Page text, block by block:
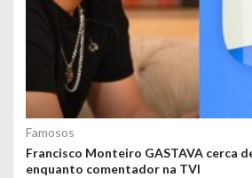
Famosos
Francisco Monteiro GASTAVA cerca
enquanto comentador na TVI